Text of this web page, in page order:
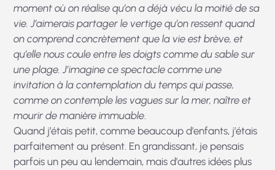
moment où on réalise qu’on a déjà vécu la moitié de sa
vie. J’aimerais partager le vertige qu’on ressent quand
on comprend concrètement que la vie est brève, et
qu’elle nous coule entre les doigts comme du sable sur
une plage. J’imagine ce spectacle comme une
invitation à la contemplation du temps qui passe,
comme on contemple les vagues sur la mer, naître et
mourir de manière immuable.
Quand j’étais petit, comme beaucoup d’enfants, j’étais
parfaitement au présent. En grandissant, je pensais
parfois un peu au lendemain, mais d’autres idées plus